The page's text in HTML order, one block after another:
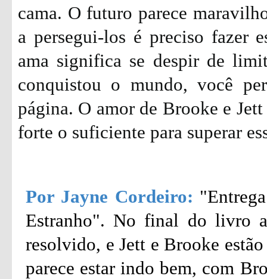
cama. O futuro parece
a persegui-los é preciso fazer
ama significa se despir de
conquistou o mundo, você
página. O amor de Brooke e
forte o suficiente para superar
Por Jayne Cordeiro:
Estranho". No final do livro
resolvido, e Jett e Brooke
parece estar indo bem, com